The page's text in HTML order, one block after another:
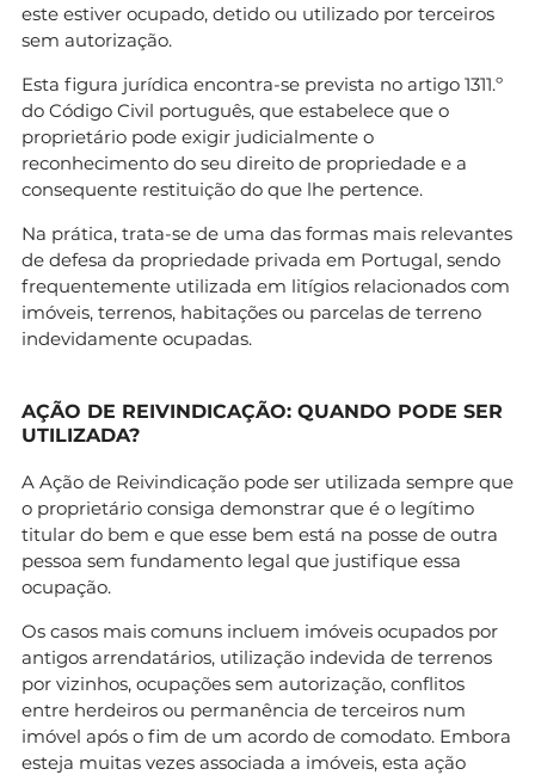
este estiver ocupado, detido ou utilizado por terceiros
sem autorização.
Esta figura jurídica encontra-se prevista no artigo 1311.º
do Código Civil português, que estabelece que o
proprietário pode exigir judicialmente o
reconhecimento do seu direito de propriedade e a
consequente restituição do que lhe pertence.
Na prática, trata-se de uma das formas mais relevantes
de defesa da propriedade privada em Portugal, sendo
frequentemente utilizada em litígios relacionados com
imóveis, terrenos, habitações ou parcelas de terreno
indevidamente ocupadas.
AÇÃO DE REIVINDICAÇÃO: QUANDO PODE SER
UTILIZADA?
A Ação de Reivindicação pode ser utilizada sempre que
o proprietário consiga demonstrar que é o legítimo
titular do bem e que esse bem está na posse de outra
pessoa sem fundamento legal que justifique essa
ocupação.
Os casos mais comuns incluem imóveis ocupados por
antigos arrendatários, utilização indevida de terrenos
por vizinhos, ocupações sem autorização, conflitos
entre herdeiros ou permanência de terceiros num
imóvel após o fim de um acordo de comodato. Embora
esteja muitas vezes associada a imóveis, esta ação